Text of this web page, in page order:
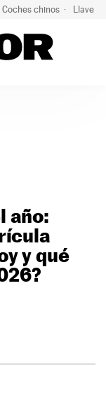
Coches chinos Llaves
año:
y qué